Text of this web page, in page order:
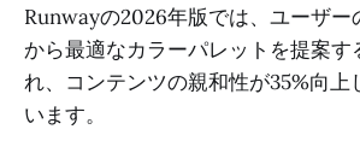
Runwayの2026年版では、ユーザー
から最適なカラーパレットを提案す
れ、コンテンツの親和性が35%向上
います。